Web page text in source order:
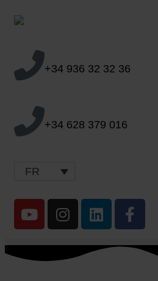
+34 936 32 32 36
+34 628 379 016
FR